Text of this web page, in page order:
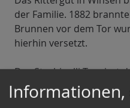
der Familie. 1882
Brunnen vor dem Tor
hierhin versetzt.
Das Stechinelli-Tor ziert
Winsen (Aller) und gehört
alten Ortes.
Informationen,